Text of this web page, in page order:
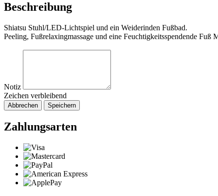
Beschreibung
Shiatsu Stuhl/LED-Lichtspiel und ein Weiderinden Fußbad.
Peeling, Fußrelaxingmassage und eine Feuchtigkeitsspendende Fuß
Notiz
Zeichen verbleibend
Abbrechen Speichern
Zahlungsarten